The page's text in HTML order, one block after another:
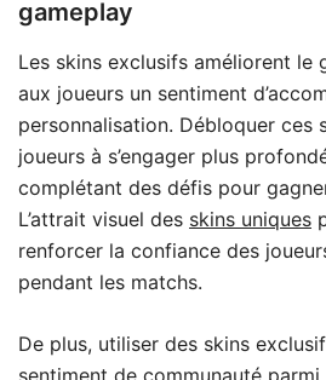
gameplay
Les skins exclusifs améliorent le
aux joueurs un sentiment
personnalisation. Débloquer ces
joueurs à s’engager plus
complétant des défis pour
L’attrait visuel des skins uniques
renforcer la confiance des
pendant les matchs.
De plus, utiliser des skins
sentiment de communauté